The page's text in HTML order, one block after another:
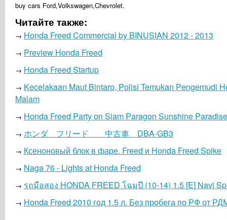
buy cars Ford,Volkswagen,Chevrolet.
Читайте также:
→ Honda Freed Commercial by BINUSIAN 2012 - 2013
→ Preview Honda Freed
→ Honda Freed Startup
→ Kecelakaan Maut Bintaro, Polisi Temukan Pengemudi
Malam
→ Honda Freed Party on Siam Paragon Sunshine Paradise
→ ホンダ フリード 中古車 DBA-GB3
→ Ксеноновый блок в фаре. Freed и Honda Freed Spike
→ Naga 76 - Lights at Honda Freed
→ รถมือสอง HONDA FREED โฉมปี (10-14) 1.5 [E] Navi
→ Honda Freed 2010 год 1.5 л. Без пробега по РФ от